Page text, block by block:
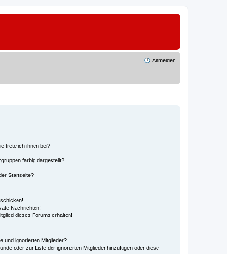
Anmelden
trete ich ihnen bei?
farbig dargestellt?
Startseite?
Nachrichten!
dieses Forums erhalten!
und ignorierten Mitglieder?
oder zur Liste der ignorierten Mitglieder hinzufügen oder diese